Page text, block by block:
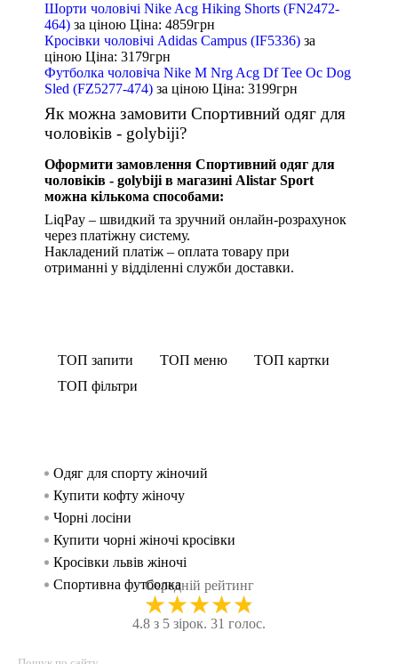
Шорти чоловічі Nike Acg Hiking Shorts (FN2472-
464) за ціною Ціна: 4859грн
Кросівки чоловічі Adidas Campus (IF5336) за
ціною Ціна: 3179грн
Футболка чоловіча Nike M Nrg Acg Df Tee Oc Dog
Sled (FZ5277-474) за ціною Ціна: 3199грн
Як можна замовити Спортивний одяг для
чоловіків - golybiji?
Оформити замовлення Спортивний одяг для
чоловіків - golybiji в магазині Alistar Sport
можна кількома способами:
LiqPay – швидкий та зручний онлайн-розрахунок
через платіжну систему.
Накладений платіж – оплата товару при
отриманні у відділенні служби доставки.
ТОП запити ТОП меню
ТОП картки
ТОП фільтри
Одяг для спорту жіночий
Купити кофту жіночу
Чорні лосіни
Купити чорні жіночі кросівки
Кросівки львів жіночі
Спортивна футболка
Легінси жіночі купити
Футболки жіночі
Середній рейтинг
★★★★★
4.8 з 5 зірок. 31 голос.